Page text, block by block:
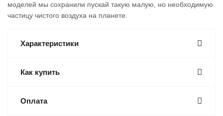
моделей мы сохранили пускай такую малую, но необходимую
частицу чистого воздуха на планете.
Характеристики
Как купить
Оплата